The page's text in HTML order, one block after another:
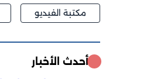
مكتبة الفيديو
أحدث الأخبار